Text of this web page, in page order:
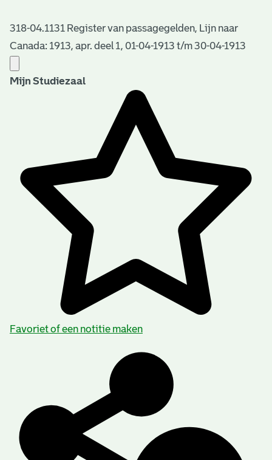
318-04.1131 Register van passagegelden, Lijn naar
Canada: 1913, apr. deel 1, 01-04-1913 t/m 30-04-1913
Mijn Studiezaal
Favoriet of een notitie maken